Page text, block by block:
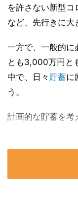
を許さない新型コ
など、先行きに大
一方で、一般的
とも3,000万円と
中で、日々 貯蓄に
う。
計画的な貯蓄を考